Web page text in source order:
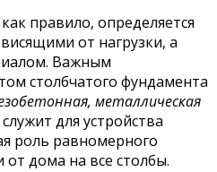
правило, определяется
от нагрузки, а
Важным
столбчатого фундамента
металлическая
для устройства
роль равномерного
от дома на все столбы.